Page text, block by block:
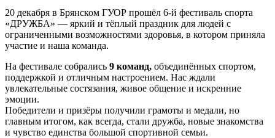
20 декабря в Брянском ГУОР прошёл 6-й фестиваль спорта
«ДРУЖБА» — яркий и тёплый праздник для людей с
ограниченными возможностями здоровья, в котором приняла
участие и наша команда.
На фестивале собрались 9 команд, объединённых спортом,
поддержкой и отличным настроением. Нас ждали
увлекательные состязания, живое общение и искренние
эмоции.
Победители и призёры получили грамоты и медали, но
главным итогом, как всегда, стали дружба, новые знакомства
и чувство единства большой спортивной семьи.